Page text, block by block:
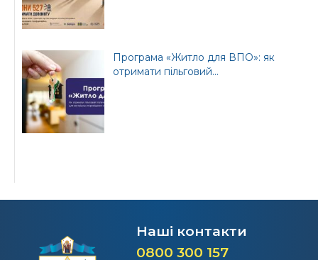
Програма «Житло для ВПО»: як
отримати пільговий...
Наші контакти
0800 300 157